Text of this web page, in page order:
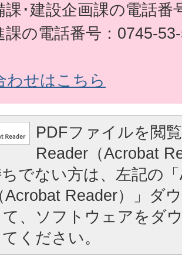
課･建設企画課の電話番
課の電話番号：0745-
わせはこちら
PDFファイルを閲
Reader（Acrobat
でない方は、左記の
Acrobat Reader）」ダ
て、ソフトウェアをダ
ください。